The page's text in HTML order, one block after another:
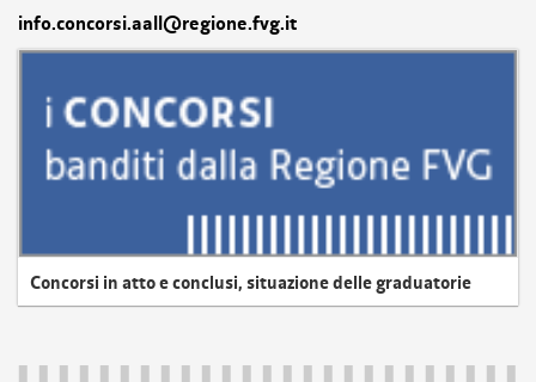
info.concorsi.aall@regione.fvg.it
Concorsi in atto e conclusi, situazione delle graduatorie